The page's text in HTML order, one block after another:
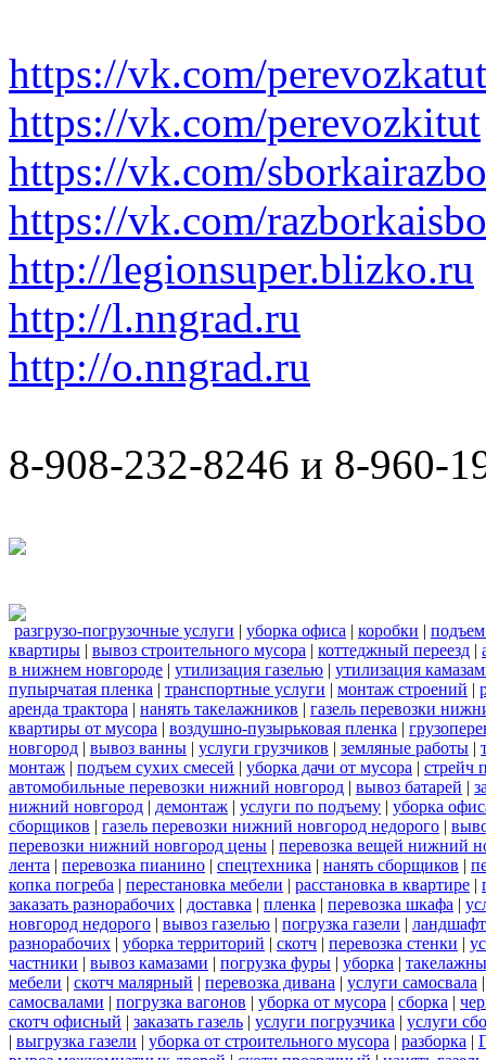
https://vk.com/perevozkatut
https://vk.com/perevozkitut
https://vk.com/
https://vk.com/
http://legionsuper.blizko.ru
http://l.nngrad.ru
http://o.nngrad.ru
8-908-232-8246 и 8-960-
разгрузо-погрузочные услуги | уборка офиса | коробки |
квартиры | вывоз строительного мусора | коттеджный переезд |
в нижнем новгороде | утилизация газелью | утилизация
пупырчатая пленка | транспортные услуги | монтаж строений |
аренда трактора | нанять такелажников | газель перевозки
квартиры от мусора | воздушно-пузырьковая пленка |
новгород | вывоз ванны | услуги грузчиков | земляные работы |
монтаж | подъем сухих смесей | уборка дачи от мусора | стрейч
автомобильные перевозки нижний новгород | вывоз батарей |
нижний новгород | демонтаж | услуги по подъему | уборка
сборщиков | газель перевозки нижний новгород недорого |
перевозки нижний новгород цены | перевозка вещей нижний
лента | перевозка пианино | спецтехника | нанять сборщиков |
копка погреба | перестановка мебели | расстановка в квартире |
заказать разнорабочих | доставка | пленка | перевозка шкафа |
новгород недорого | вывоз газелью | погрузка газели |
разнорабочих | уборка территорий | скотч | перевозка стенки |
частники | вывоз камазами | погрузка фуры | уборка |
мебели | скотч малярный | перевозка дивана | услуги самосвала
самосвалами | погрузка вагонов | уборка от мусора | сборка |
скотч офисный | заказать газель | услуги погрузчика | услуги
| выгрузка газели | уборка от строительного мусора | разборка |